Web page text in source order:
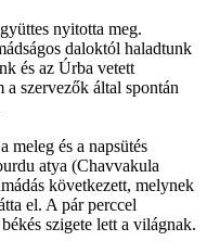
nyitotta meg.
daloktól haladtunk
és az Úrba vetett
a szervezők által spontán
meleg és a napsütés
atya (Chavvakula
következett, melynek
el. A pár perccel
szigete lett a világnak.